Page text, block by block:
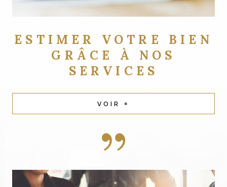
ESTIMER VOTRE BIEN
GRÂCE À NOS
SERVICES
VOIR +